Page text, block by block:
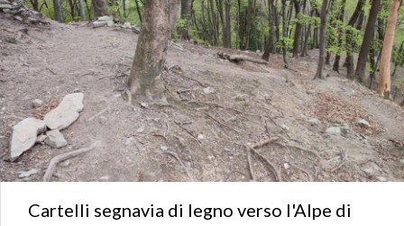
Cartelli segnavia di legno verso l'Alpe di